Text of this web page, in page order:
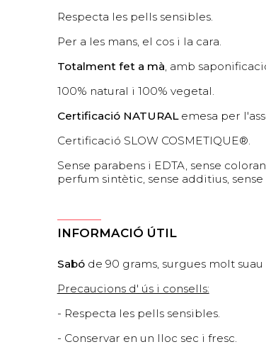
Respecta les pells sensibles.
Per a les mans, el cos i la cara.
Totalment fet a mà, amb
100% natural i 100% vegetal.
Certificació NATURALemesa per
Certificació SLOW COSMETIQUE®.
Sense parabens i EDTA, sense
perfum sintètic, sense additius,
INFORMACIÓ ÚTIL
Sabóde 90 grams, surgues molt
Precaucions d' ús i consells:
- Respecta les pells sensibles.
- Conservar en un lloc sec i fresc.